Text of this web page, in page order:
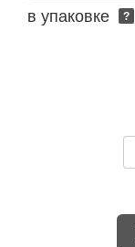
в упаковке
?